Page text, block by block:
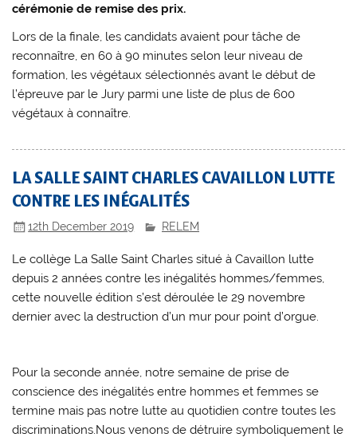
cérémonie de remise des prix.
Lors de la finale, les candidats avaient pour tâche de
reconnaître, en 60 à 90 minutes selon leur niveau de
formation, les végétaux sélectionnés avant le début de
l’épreuve par le Jury parmi une liste de plus de 600
végétaux à connaître.
LA SALLE SAINT CHARLES CAVAILLON LUTTE
CONTRE LES INÉGALITÉS
12th December 2019 RELEM
Le collège La Salle Saint Charles situé à Cavaillon lutte
depuis 2 années contre les inégalités hommes/femmes,
cette nouvelle édition s’est déroulée le 29 novembre
dernier avec la destruction d’un mur pour point d’orgue.
Pour la seconde année, notre semaine de prise de
conscience des inégalités entre hommes et femmes se
termine mais pas notre lutte au quotidien contre toutes les
discriminations.Nous venons de détruire symboliquement le